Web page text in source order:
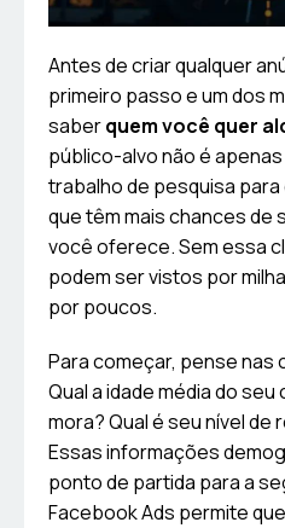
Antes de criar qualquer
primeiro passo e um dos
saberquem você quer
público-alvo não é apenas
trabalho de pesquisa
que têm mais chances de
você oferece. Sem essa
podem ser vistos por
por poucos.
Para começar, pense
Qual a idade média do
mora? Qual é seu nível de
Essas informações
ponto de partida para a
Facebook Ads permite